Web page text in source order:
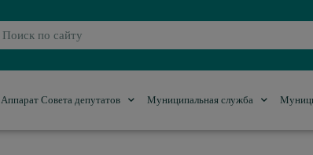
Аппарат Совета депутатов Муниципальная служба